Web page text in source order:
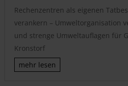
Rechenzentren als eigenen
verankern – Umweltorganisation
und strenge Umweltauflagen für
Kronstorf
mehr lesen